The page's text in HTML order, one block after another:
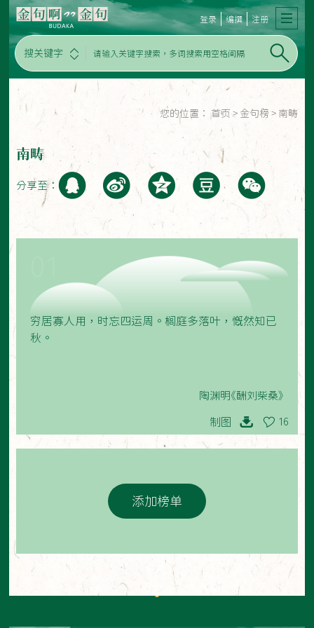
搜关键字
登录 编撰 注册
您的位置： 首页 > 金句榜 > 南畴
南畴
分享至：
穷居寡人用，时忘四运周。榈庭多落叶，慨然知已
秋。
陶渊明《酬刘柴桑》
制图 16
添加榜单